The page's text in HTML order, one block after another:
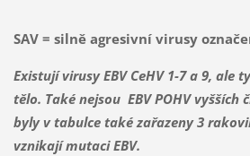
SAV = silně agresivní virusy
Existují virusy EBV CeHV 1-7 a 9, ale
tělo. Také nejsou EBV POHV vyšších
byly v tabulce také zařazeny 3
vznikají mutaci EBV.